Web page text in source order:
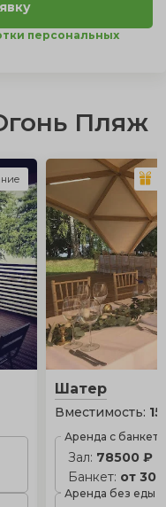
персональных
Пляж
Шатер
Вместимость:
Аренда с
Зал: 78500 ₽
Банкет: от
Аренда без еды